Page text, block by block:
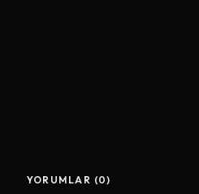
YORUMLAR (0)